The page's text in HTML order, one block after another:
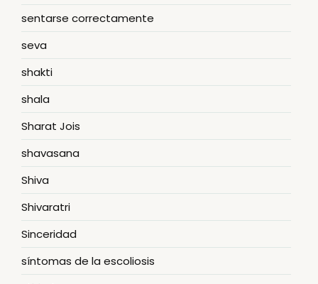
sentarse correctamente
seva
shakti
shala
Sharat Jois
shavasana
Shiva
Shivaratri
Sinceridad
síntomas de la escoliosis